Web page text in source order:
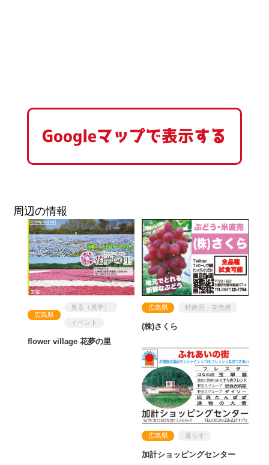
Googleマップで表示する
周辺の情報
広島県
見る（見学）
イベント
flower village 花夢の里
広島県 特産品・直売所
(株)さくら
広島県 暮らす
加計ショッピングセンター